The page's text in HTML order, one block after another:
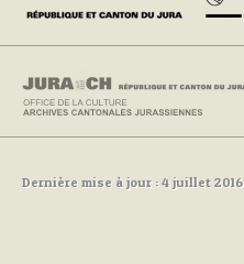
Dernière mise à jour : 4 juillet 2016